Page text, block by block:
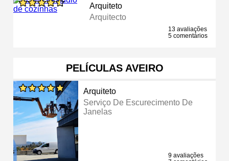
Arquiteto
Arquitecto
13 avaliações
5 comentários
PELÍCULAS AVEIRO
Arquiteto
Serviço De Escurecimento De
Janelas
9 avaliações